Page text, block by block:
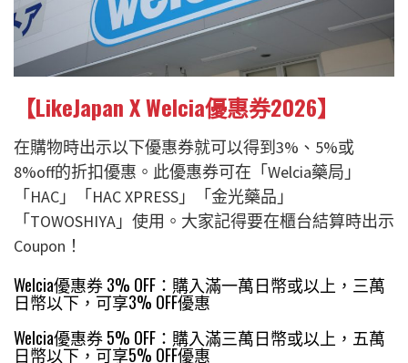
【LikeJapan X Welcia優惠券2026】
在購物時出示以下優惠券就可以得到3%、5%或
8%off的折扣優惠。 此優惠券可在「Welcia藥局」
「HAC」「HAC XPRESS」「金光藥品」
「TOWOSHIYA」使用。 大家記得要在櫃台結算時出示
Coupon！
Welcia優惠券 3% OFF：購入滿一萬日幣或以上，三萬
日幣以下，可享3% OFF優惠
Welcia優惠券 5% OFF：購入滿三萬日幣或以上，五萬
日幣以下，可享5% OFF優惠